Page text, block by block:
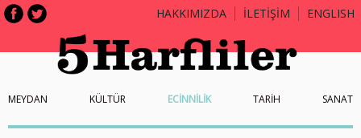
HAKKIMIZDA İLETİŞİM ENGLISH
MEYDAN KÜLTÜR ECİNNİLİK TARİH SANAT